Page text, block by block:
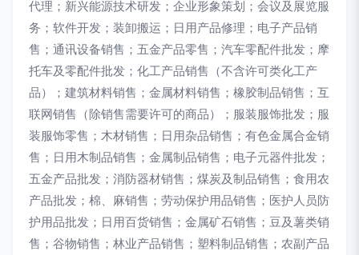
代理；新兴能源技术研发；企业形象策划；会议及展览服
务；软件开发；装卸搬运；日用产品修理；电子产品销
售；通讯设备销售；五金产品零售；汽车零配件批发；摩
托车及零配件批发；化工产品销售（不含许可类化工产
品）；建筑材料销售；金属材料销售；橡胶制品销售；互
联网销售（除销售需要许可的商品）；服装服饰批发；服
装服饰零售；木材销售；日用杂品销售；有色金属合金销
售；日用木制品销售；金属制品销售；电子元器件批发；
五金产品批发；消防器材销售；煤炭及制品销售；食用农
产品批发；棉、麻销售；劳动保护用品销售；医护人员防
护用品批发；日用百货销售；金属矿石销售；豆及薯类销
售；谷物销售；林业产品销售；塑料制品销售；农副产品